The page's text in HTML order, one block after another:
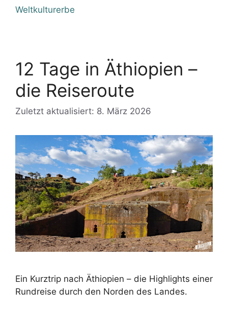
Weltkulturerbe
12 Tage in Äthiopien –
die Reiseroute
Zuletzt aktualisiert: 8. März 2026
Ein Kurztrip nach Äthiopien – die Highlights einer
Rundreise durch den Norden des Landes.